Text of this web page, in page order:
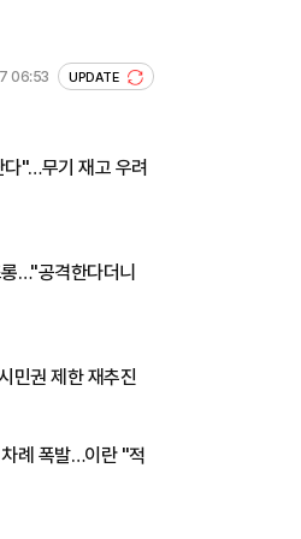
06:53 UPDATE
"…무기 재고 우려
…"공격한다더니
민권 제한 재추진
례 폭발…이란 "적